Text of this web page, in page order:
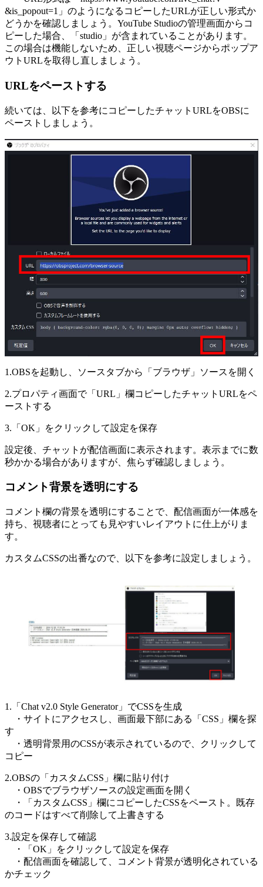
&is_popout=1」のようになるコピーしたURLが正しい形式か
どうかを確認しましょう。YouTube Studioの管理画面からコ
ピーした場合、「studio」が含まれていることがあります。
この場合は機能しないため、正しい視聴ページからポップア
ウトURLを取得し直しましょう。
URLをペーストする
続いては、以下を参考にコピーしたチャットURLをOBSに
ペーストしましょう。
1.OBSを起動し、ソースタブから「ブラウザ」ソースを開く
2.プロパティ画面で「URL」欄コピーしたチャットURLをペ
ーストする
3.「OK」をクリックして設定を保存
設定後、チャットが配信画面に表示されます。表示までに数
秒かかる場合がありますが、焦らず確認しましょう。
コメント背景を透明にする
コメント欄の背景を透明にすることで、配信画面が一体感を
持ち、視聴者にとっても見やすいレイアウトに仕上がりま
す。
カスタムCSSの出番なので、以下を参考に設定しましょう。
1.「Chat v2.0 Style Generator」でCSSを生成
・サイトにアクセスし、画面最下部にある「CSS」欄を探
す
・透明背景用のCSSが表示されているので、クリックして
コピー
2.OBSの「カスタムCSS」欄に貼り付け
・OBSでブラウザソースの設定画面を開く
・「カスタムCSS」欄にコピーしたCSSをペースト。既存
のコードはすべて削除して上書きする
3.設定を保存して確認
・「OK」をクリックして設定を保存
・配信画面を確認して、コメント背景が透明化されている
かチェック